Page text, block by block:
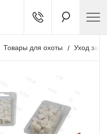
Товары для охоты Уход за